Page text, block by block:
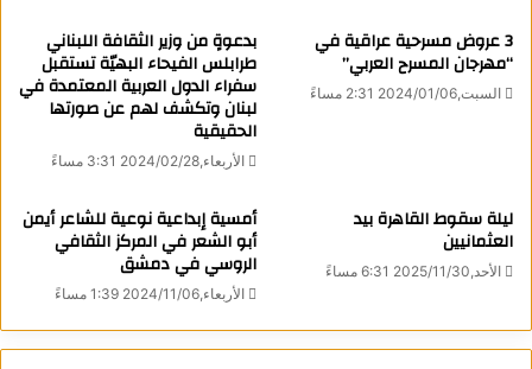
من السابع من أكتوبر: سنرقص مرة أخرى”.
3 عروض مسرحية عراقية في
“مهرجان المسرح العربي”
السبت,2024/01/06 2:31 مساءً
بدعوةٍ من وزير الثقافة اللبناني
طرابلس الفيحاء البهيّة تستقبل
سفراء الدول العربية المعتمدة في
لبنان وتكشف لهم عن صورتها
الحقيقية
الأربعاء,2024/02/28 3:31 مساءً
ليلة سقوط القاهرة بيد
العثمانيين
الأحد,2025/11/30 6:31 مساءً
أمسية إبداعية نوعية للشاعر أيمن
أبو الشعر في المركز الثقافي
الروسي في دمشق
الأربعاء,2024/11/06 1:39 مساءً